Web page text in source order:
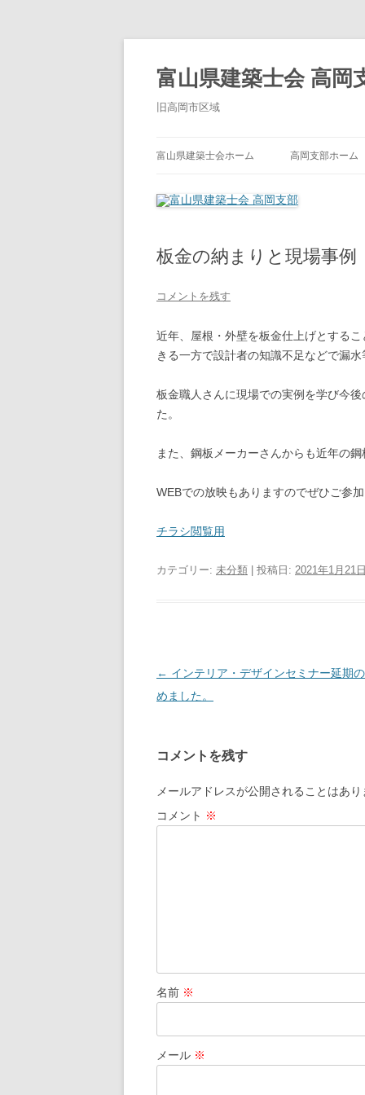
テ
ン
ツ
へ
ス
富山県建築士会 高岡
旧高岡市区域
富山県建築士会ホーム 高岡支部ホーム
板金の納まりと現場事例
コメントを残す
近年、屋根・外壁を板金仕上げとする
きる一方で設計者の知識不足などで漏
板金職人さんに現場での実例を学び今
た。
また、鋼板メーカーさんからも近年の
WEBでの放映もありますのでぜひご参
チラシ閲覧用
カテゴリー: 未分類 | 投稿日: 2021年1月21
投
稿
ゲ
ー
シ
← インテリア・デザインセミナー延期
めました。
コメントを残す
メールアドレスが公開されることはあ
コメント ※
名前 ※
メール ※